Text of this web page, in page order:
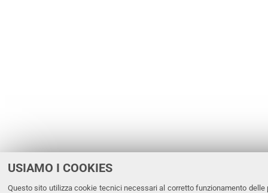
USIAMO I COOKIES
Questo sito utilizza cookie tecnici necessari al corretto funzionamento delle